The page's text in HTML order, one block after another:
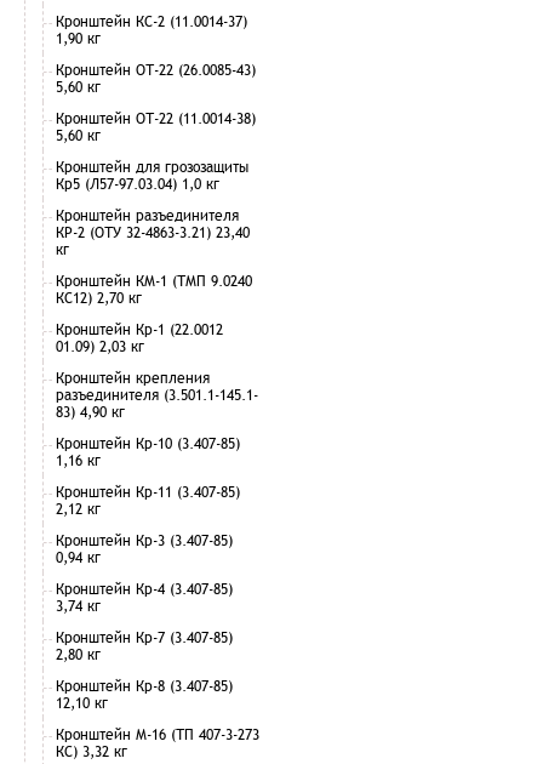
Кронштейн КС-2 (11.0014-37)
1,90 кг
Кронштейн ОТ-22 (26.0085-43)
5,60 кг
Кронштейн ОТ-22 (11.0014-38)
5,60 кг
Кронштейн для грозозащиты
Кр5 (Л57-97.03.04) 1,0 кг
Кронштейн разъединителя
КР-2 (ОТУ 32-4863-3.21) 23,40
кг
Кронштейн КМ-1 (ТМП 9.0240
КС12) 2,70 кг
Кронштейн Кр-1 (22.0012
01.09) 2,03 кг
Кронштейн крепления
разъединителя (3.501.1-145.1-
83) 4,90 кг
Кронштейн Кр-10 (3.407-85)
1,16 кг
Кронштейн Кр-11 (3.407-85)
2,12 кг
Кронштейн Кр-3 (3.407-85)
0,94 кг
Кронштейн Кр-4 (3.407-85)
3,74 кг
Кронштейн Кр-7 (3.407-85)
2,80 кг
Кронштейн Кр-8 (3.407-85)
12,10 кг
Кронштейн М-16 (ТП 407-3-273
КС) 3,32 кг